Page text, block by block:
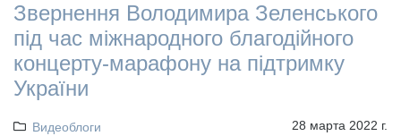
Звернення Володимира Зеленського
під час міжнародного благодійного
концерту-марафону на підтримку
України
Видеоблоги 28 марта 2022 г.